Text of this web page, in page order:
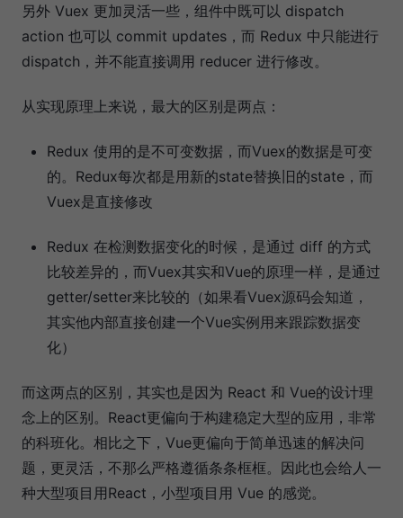
另外 Vuex 更加灵活一些，组件中既可以 dispatch
action 也可以 commit updates，而 Redux 中只能进行
dispatch，并不能直接调用 reducer 进行修改。
从实现原理上来说，最大的区别是两点：
Redux 使用的是不可变数据，而Vuex的数据是可变
的。Redux每次都是用新的state替换旧的state，而
Vuex是直接修改
Redux 在检测数据变化的时候，是通过 diff 的方式
比较差异的，而Vuex其实和Vue的原理一样，是通过
getter/setter来比较的（如果看Vuex源码会知道，
其实他内部直接创建一个Vue实例用来跟踪数据变
化）
而这两点的区别，其实也是因为 React 和 Vue的设计理
念上的区别。React更偏向于构建稳定大型的应用，非常
的科班化。相比之下，Vue更偏向于简单迅速的解决问
题，更灵活，不那么严格遵循条条框框。因此也会给人一
种大型项目用React，小型项目用 Vue 的感觉。